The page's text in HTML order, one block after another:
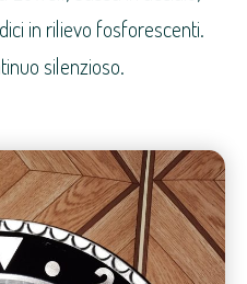
in rilievo fosforescenti.
silenzioso.